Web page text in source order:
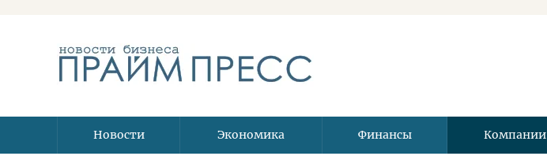
Новости Экономика Финансы Компании